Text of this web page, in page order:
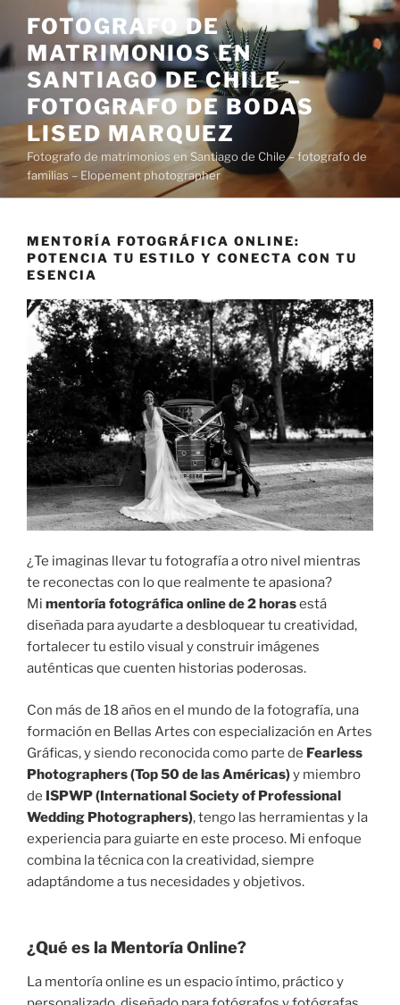
contenido
FOTOGRAFO DE
MATRIMONIOS EN
SANTIAGO DE CHILE –
FOTOGRAFO DE BODAS
LISED MARQUEZ
Fotografo de matrimonios en Santiago de Chile – fotografo de
familias – Elopement photographer
MENTORÍA FOTOGRÁFICA ONLINE:
POTENCIA TU ESTILO Y CONECTA CON TU
ESENCIA
¿Te imaginas llevar tu fotografía a otro nivel mientras
te reconectas con lo que realmente te apasiona?
Mi mentoría fotográfica online de 2 horasestá
diseñada para ayudarte a desbloquear tu creatividad,
fortalecer tu estilo visual y construir imágenes
auténticas que cuenten historias poderosas.
Con más de 18 años en el mundo de la fotografía, una
formación en Bellas Artes con especialización en Artes
Gráficas, y siendo reconocida como parte de Fearless
Photographers (Top 50 de las Américas)y miembro
de ISPWP (International Society of Professional
Wedding Photographers), tengo las herramientas y la
experiencia para guiarte en este proceso. Mi enfoque
combina la técnica con la creatividad, siempre
adaptándome a tus necesidades y objetivos.
¿Qué es la Mentoría Online?
La mentoría online es un espacio íntimo, práctico y